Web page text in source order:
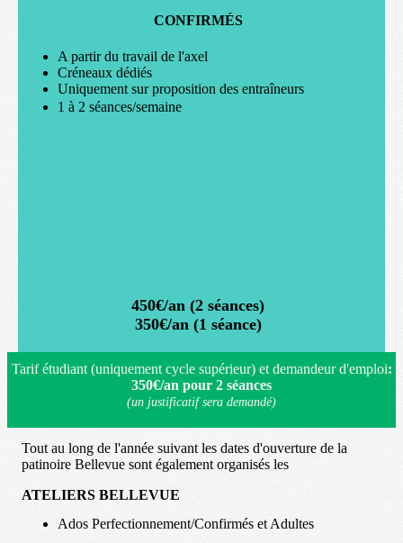
CONFIRMÉS
A partir du travail de l'axel
Créneaux dédiés
Uniquement sur proposition des entraîneurs
1 à 2 séances/semaine
450€/an (2 séances)
350€/an (1 séance)
Tarif étudiant (uniquement cycle supérieur) et demandeur d'emploi:
350€/an pour 2 séances
(un justificatif sera demandé)
Tout au long de l'année suivant les dates d'ouverture de la
patinoire Bellevue sont également organisés les
ATELIERS BELLEVUE
Ados Perfectionnement/Confirmés et Adultes